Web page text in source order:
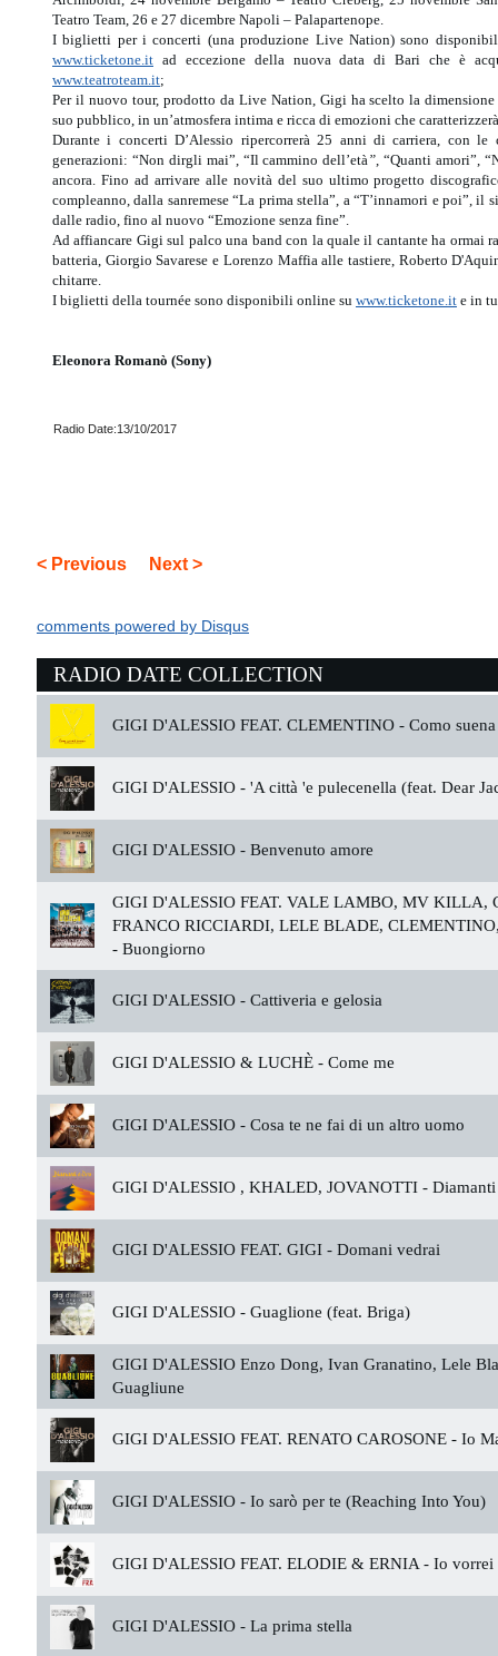
Teatro Team, 26 e 27 dicembre Napoli – Palapartenope.
I biglietti per i concerti (una produzione Live Nation) sono
www.ticketone.it ad eccezione della nuova data di Bari che è
www.teatroteam.it;
Per il nuovo tour, prodotto da Live Nation, Gigi ha scelto la
suo pubblico, in un’atmosfera intima e ricca di emozioni che
Durante i concerti D’Alessio ripercorrerà 25 anni di carriera, con
generazioni: “Non dirgli mai”, “Il cammino dell’età”, “Quanti amori”,
ancora. Fino ad arrivare alle novità del suo ultimo progetto
compleanno, dalla sanremese “La prima stella”, a “T’innamori e poi”,
dalle radio, fino al nuovo “Emozione senza fine”.
Ad affiancare Gigi sul palco una band con la quale il cantante ha ormai
batteria, Giorgio Savarese e Lorenzo Maffia alle tastiere, Roberto
chitarre.
I biglietti della tournée sono disponibili online su www.ticketone.it e in
Eleonora Romanò (Sony)
Radio Date:13/10/2017
< Previous Next >
comments powered by Disqus
RADIO DATE COLLECTION
GIGI D'ALESSIO FEAT. CLEMENTINO - Como
GIGI D'ALESSIO - 'A città 'e pulecenella (feat. Dear
GIGI D'ALESSIO - Benvenuto amore
GIGI D'ALESSIO FEAT. VALE LAMBO, MV KILLA,
FRANCO RICCIARDI, LELE BLADE,
- Buongiorno
GIGI D'ALESSIO - Cattiveria e gelosia
GIGI D'ALESSIO & LUCHÈ - Come me
GIGI D'ALESSIO - Cosa te ne fai di un altro uomo
GIGI D'ALESSIO , KHALED, JOVANOTTI -
GIGI D'ALESSIO FEAT. GIGI - Domani vedrai
GIGI D'ALESSIO - Guaglione (feat. Briga)
GIGI D'ALESSIO Enzo Dong, Ivan Granatino, Lele
Guagliune
GIGI D'ALESSIO FEAT. RENATO CAROSONE - Io
GIGI D'ALESSIO - Io sarò per te (Reaching Into You)
GIGI D'ALESSIO FEAT. ELODIE & ERNIA - Io vorrei
GIGI D'ALESSIO - La prima stella